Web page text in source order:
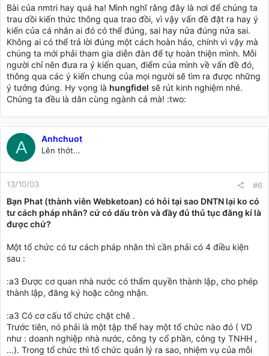
Bài của nmtri hay quá ha! Mình nghĩ rằng đây là nơi để chúng ta
trau dồi kiến thức thông qua trao đồi, vì vậy vấn đề đặt ra hay ý
kiến của cá nhân ai đó có thể đúng, sai hay nửa đúng nửa sai.
Không ai có thể trả lời đúng một cách hoàn hảo, chính vì vậy mà
chúng ta mới phải tham gia diễn đàn để tự hoàn thiện mình. Mỗi
người chỉ nên đưa ra ý kiến quan, điểm của mình về vấn đề đó,
thông qua các ý kiến chung của mọi người sẽ tìm ra được những
ý tưởng đúng. Hy vọng là hungfidel sẽ rút kinh nghiệm nhé.
Chúng ta đều là dân cùng ngành cả mà! :two:
A Anhchuot
Lên thớt...
13/10/03 #6
Bạn Phat (thành viên Webketoan) có hỏi tại sao DNTN lại ko có
tư cách pháp nhân? cứ có dấu tròn và đầy đủ thủ tục đăng kí là
được chứ?
Một tổ chức có tư cách pháp nhân thì cần phải có 4 điều kiện
sau :
:a3 Được cơ quan nhà nước có thẩm quyền thành lập, cho phép
thành lập, đăng ký hoặc công nhận.
:a3 Có cơ cấu tổ chức chặt chẽ .
Trước tiên, nó phải là một tập thể hay một tổ chức nào đó ( VD
như : doanh nghiệp nhà nước, công ty cổ phần, công ty TNHH ,
...). Trong tổ chức thì tổ chức quản lý ra sao, nhiệm vụ của mỗi